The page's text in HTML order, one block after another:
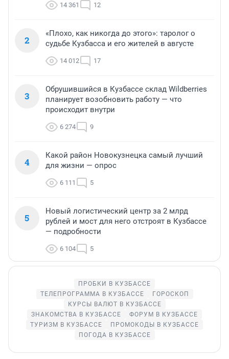
14 361 12
2
«Плохо, как никогда до этого»: таролог о
судьбе Кузбасса и его жителей в августе
14 012 17
3
Обрушившийся в Кузбассе склад Wildberries
планирует возобновить работу — что
происходит внутри
6 274 9
4
Какой район Новокузнецка самый лучший
для жизни — опрос
6 111 5
5
Новый логистический центр за 2 млрд
рублей и мост для него отстроят в Кузбассе
— подробности
6 104 5
ПРОБКИ В КУЗБАССЕ
ТЕЛЕПРОГРАММА В КУЗБАССЕ
ГОРОСКОП
КУРСЫ ВАЛЮТ В КУЗБАССЕ
ЗНАКОМСТВА В КУЗБАССЕ
ФОРУМ В КУЗБАССЕ
ТУРИЗМ В КУЗБАССЕ
ПРОМОКОДЫ В КУЗБАССЕ
ПОГОДА В КУЗБАССЕ